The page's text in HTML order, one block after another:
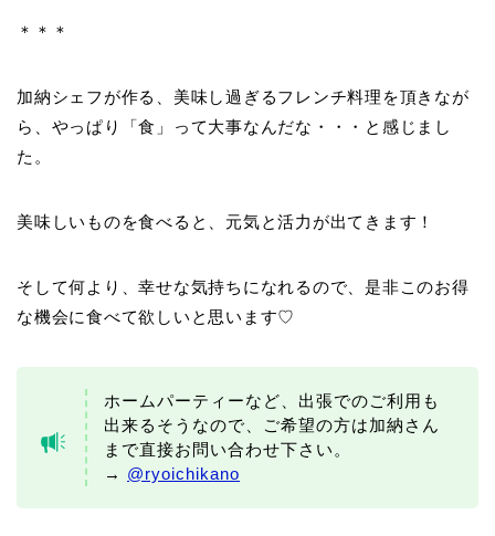
＊＊＊
加納シェフが作る、美味し過ぎるフレンチ料理を頂きなが
ら、やっぱり「食」って大事なんだな・・・と感じまし
た。
美味しいものを食べると、元気と活力が出てきます！
そして何より、幸せな気持ちになれるので、是非このお得
な機会に食べて欲しいと思います♡
ホームパーティーなど、出張でのご利用も
出来るそうなので、ご希望の方は加納さん
まで直接お問い合わせ下さい。
→ @ryoichikano